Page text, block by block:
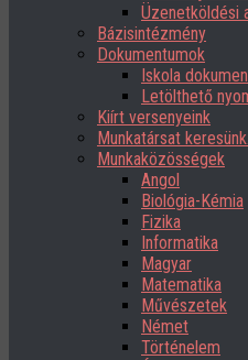
Üzenetköldési
Bázisintézmény
Dokumentumok
Iskola
Letölthető
Kiírt versenyeink
Munkatársat
Munkaközösségek
Angol
Biológia-Kémia
Fizika
Informatika
Magyar
Matematika
Művészetek
Német
Történelem